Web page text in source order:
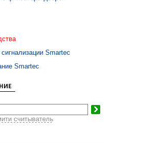
Smartec
Smartec
считыватель